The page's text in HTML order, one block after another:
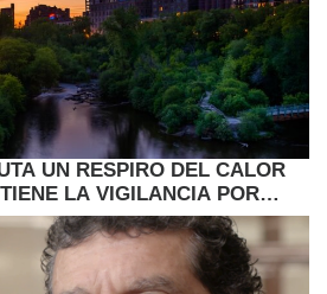
UN RESPIRO DEL CALOR
LA VIGILANCIA POR
EN EL CLIMA